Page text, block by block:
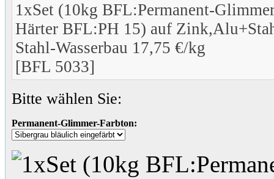
1xSet (10kg BFL:Permanent-
Härter BFL:PH 15) auf
Stahl-Wasserbau 17,75 €/kg
[BFL 5033]
Bitte wählen Sie:
Permanent-Glimmer-Farbton: